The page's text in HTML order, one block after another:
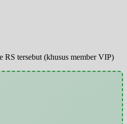
RS tersebut (khusus member VIP)